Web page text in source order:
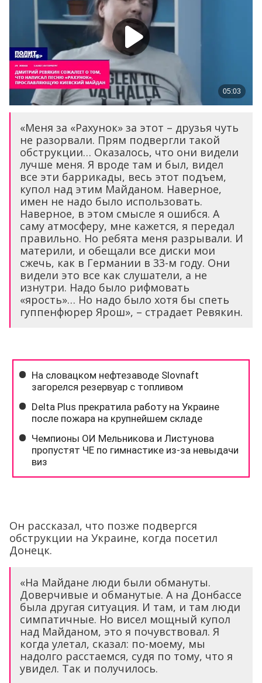
«Меня за «Рахунок» за этот – друзья чуть
не разорвали. Прям подвергли такой
обструкции… Оказалось, что они видели
лучше меня. Я вроде там и был, видел
все эти баррикады, весь этот подъем,
купол над этим Майданом. Наверное,
имен не надо было использовать.
Наверное, в этом смысле я ошибся. А
саму атмосферу, мне кажется, я передал
правильно. Но ребята меня разрывали. И
материли, и обещали все диски мои
сжечь, как в Германии в 33-м году. Они
видели это все как слушатели, а не
изнутри. Надо было рифмовать
«ярость»… Но надо было хотя бы спеть
гуппенфюрер Ярош», – страдает Ревякин.
Он рассказал, что позже подвергся
обструкции на Украине, когда посетил
Донецк.
«На Майдане люди были обмануты.
Доверчивые и обманутые. А на Донбассе
была другая ситуация. И там, и там люди
симпатичные. Но висел мощный купол
над Майданом, это я почувствовал. Я
когда улетал, сказал: по-моему, мы
надолго расстаемся, судя по тому, что я
увидел. Так и получилось.